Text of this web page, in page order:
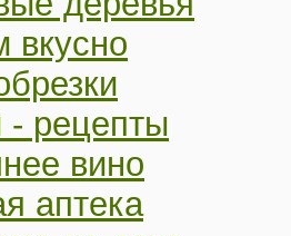
вкусно
- рецепты
вино
аптека